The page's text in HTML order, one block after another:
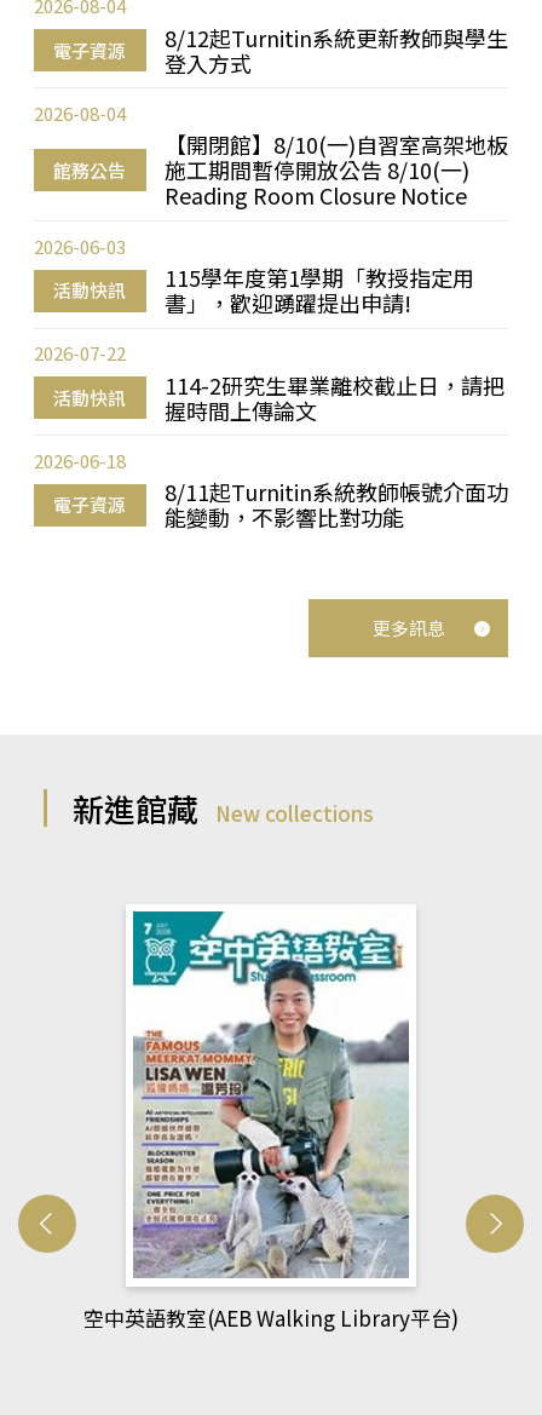
電子資源
8/12起Turnitin系統更新教師與學生
登入方式
2026-08-04
館務公告
【開閉館】8/10(一)自習室高架地板
施工期間暫停開放公告 8/10(一)
Reading Room Closure Notice
2026-08-04
活動快訊
115學年度第1學期「教授指定用
書」，歡迎踴躍提出申請!
2026-06-03
活動快訊
114-2研究生畢業離校截止日，請把
握時間上傳論文
2026-07-22
電子資源
8/11起Turnitin系統教師帳號介面功
能變動，不影響比對功能
2026-06-18
更多訊息
新進館藏 New collections
網管人(kono平台)